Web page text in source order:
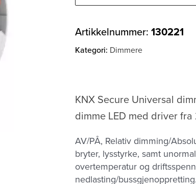
Artikkelnummer:130221
Kategori: Dimmere
KNX Secure Universal
dimme LED med driver fra
AV/PÅ, Relativ dimming/
bryter, lysstyrke, samt
overtemperatur og
nedlasting/